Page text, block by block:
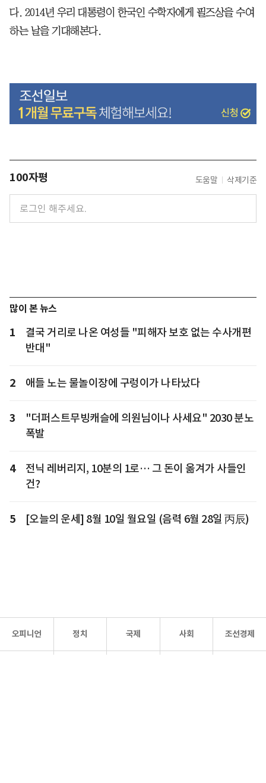
다. 2014년 우리 대통령이 한국인 수학자에게 필즈상을 수여
하는 날을 기대해본다.
100자평 도움말 삭제기준
많이 본 뉴스
1
결국 거리로 나온 여성들 "피해자 보호 없는 수사개편
반대"
2 애들 노는 물놀이장에 구렁이가 나타났다
3
"더퍼스트무빙캐슬에 의원님이나 사세요" 2030 분노
폭발
4
전닉 레버리지, 10분의 1로… 그 돈이 옮겨가 사들인
건?
5 [오늘의 운세] 8월 10일 월요일 (음력 6월 28일 丙辰)
오피니언 정치 국제 사회 조선경제